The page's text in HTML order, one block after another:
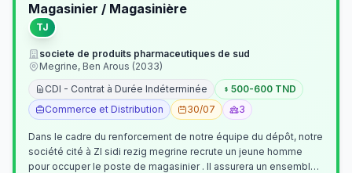
Magasinier / Magasinière
TJ
societe de produits pharmaceutiques de sud
Megrine, Ben Arous (2033)
CDI - Contrat à Durée Indéterminée
500-600 TND
Commerce et Distribution
30/07 3
Dans le cadre du renforcement de notre équipe du dépôt, notre
société cité à ZI sidi rezig megrine recrute un jeune homme
pour occuper le poste de magasinier . Il assurera un ensemble